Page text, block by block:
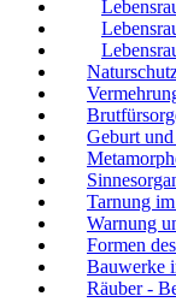
Geburt
Tarnung
Warnung
Formen
Bauwerke
Räuber -